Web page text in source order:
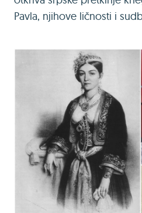
Pavla, njihove ličnosti i